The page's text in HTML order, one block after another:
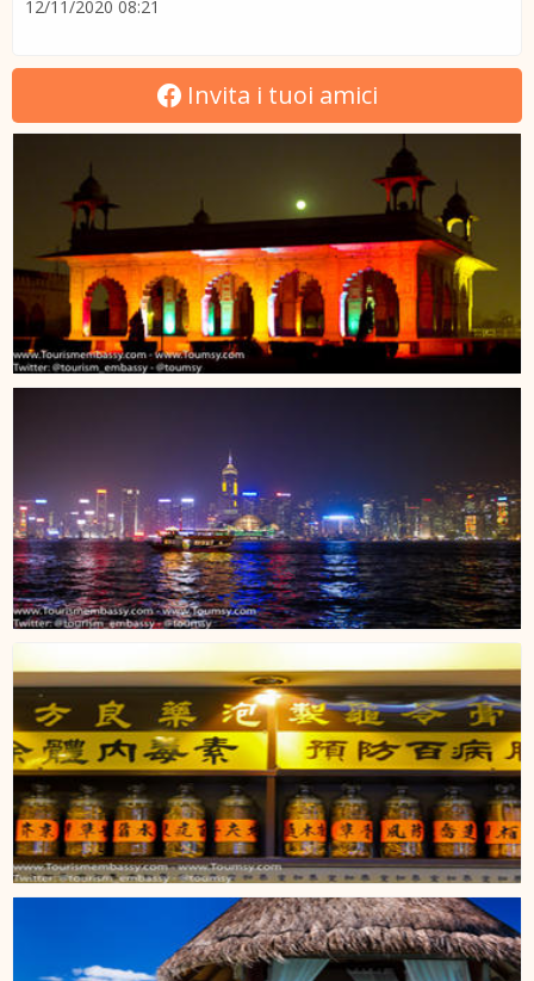
12/11/2020 08:21
Invita i tuoi amici